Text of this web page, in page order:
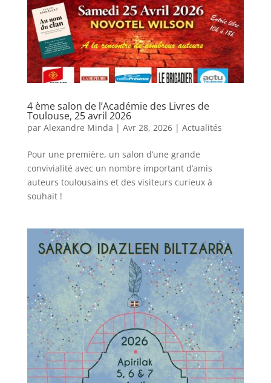
4 ème salon de l’Académie des Livres de
Toulouse, 25 avril 2026
par Alexandre Minda | Avr 28, 2026| Actualités
Pour une première, un salon d’une grande
convivialité avec un nombre important d’amis
auteurs toulousains et des visiteurs curieux à
souhait !